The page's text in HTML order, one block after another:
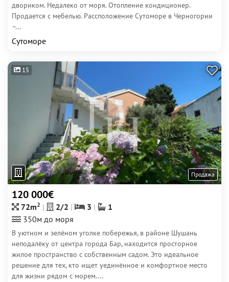
двориком. Недалеко от моря. Отопление кондиционер.
Продается с мебелью. Рассположение Сутоморе в Черногории
–...
Сутоморе
15
Продажа
120 000€
72m2 2/2 3
1
350м до моря
В уютном и зелёном уголке побережья, в районе Шушань
неподалёку от центра города Бар, находится просторное
жилое пространство с собственным садом. Это идеальное
решение для тех, кто ищет уединённое и комфортное место
для жизни рядом с морем....